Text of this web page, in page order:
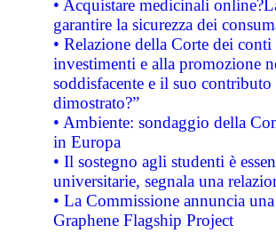
• Acquistare medicinali
garantire la sicurezza dei
• Relazione della Corte dei
investimenti e alla promozione
soddisfacente e il suo
dimostrato?”
• Ambiente: sondaggio della
in Europa
• Il sostegno agli studenti è
universitarie, segnala una
• La Commissione annuncia
Graphene Flagship Project